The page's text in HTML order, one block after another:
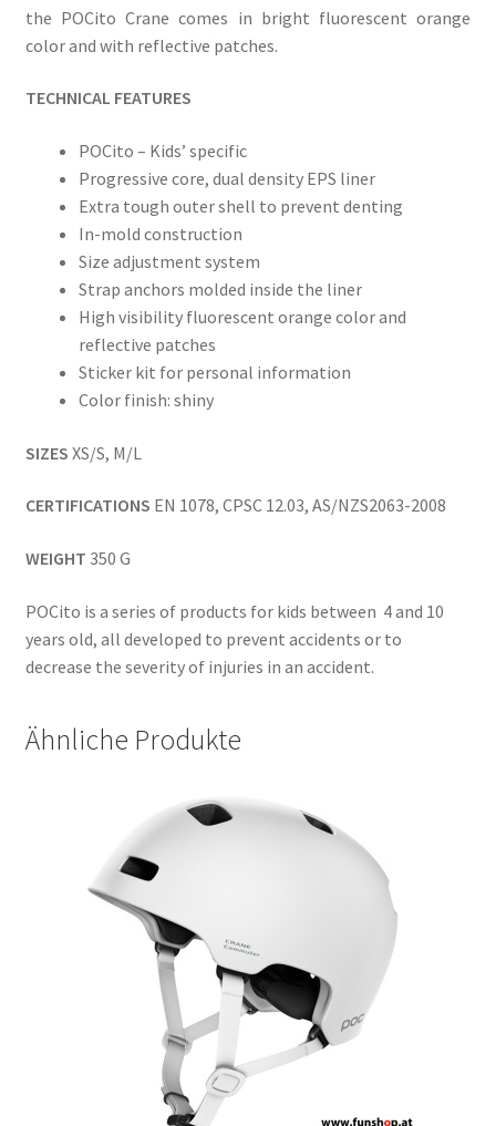
the POCito Crane comes in bright fluorescent orange
color and with reflective patches.
TECHNICAL FEATURES
POCito – Kids’ specific
Progressive core, dual density EPS liner
Extra tough outer shell to prevent denting
In-mold construction
Size adjustment system
Strap anchors molded inside the liner
High visibility fluorescent orange color and
reflective patches
Sticker kit for personal information
Color finish: shiny
SIZES XS/S, M/L
CERTIFICATIONS EN 1078, CPSC 12.03, AS/NZS2063-2008
WEIGHT 350 G
POCito is a series of products for kids between 4 and 10
years old, all developed to prevent accidents or to
decrease the severity of injuries in an accident.
Ähnliche Produkte